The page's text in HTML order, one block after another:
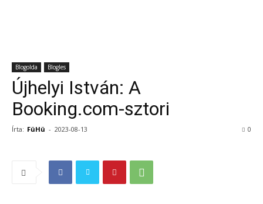
Blogolda Blogles
Újhelyi István: A
Booking.com-sztori
Írta: FüHü - 2023-08-13 0